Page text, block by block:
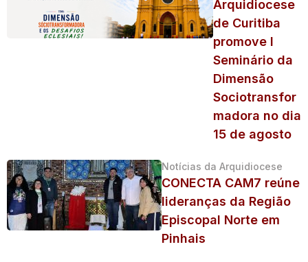
Arquidiocese
de Curitiba
promove I
Seminário da
Dimensão
Sociotransfor
madora no dia
15 de agosto
Notícias da Arquidiocese
CONECTA CAM7 reúne
lideranças da Região
Episcopal Norte em
Pinhais